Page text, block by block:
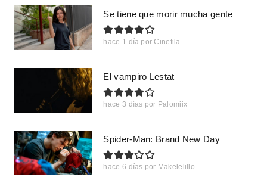
Se tiene que morir mucha gente
hace 1 día por Cinefila
El vampiro Lestat
hace 3 días por Palomiix
Spider-Man: Brand New Day
hace 6 días por Makelelillo